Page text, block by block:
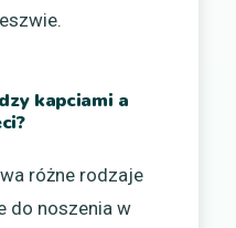
kapciami a
różne rodzaje
do noszenia w